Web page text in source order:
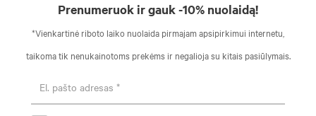
Prenumeruok ir gauk -10% nuolaidą!
*Vienkartinė riboto laiko nuolaida pirmajam apsipirkimui internetu,
taikoma tik nenukainotoms prekėms ir negalioja su kitais pasiūlymais.